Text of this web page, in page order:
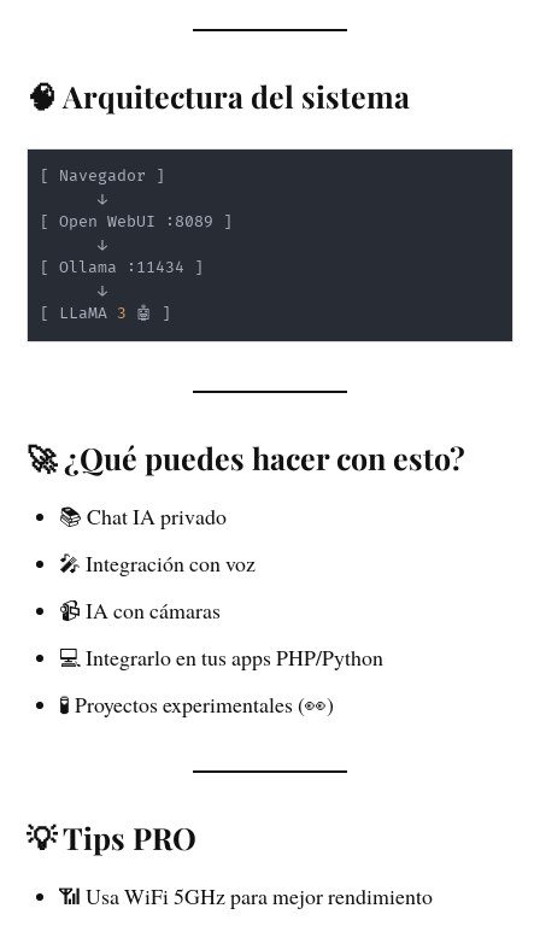
🧠 Arquitectura del sistema
[ Navegador ]
[
Open WebUI :8089 ]
[
Ollama :11434 ]
[
LLaMA 3 🤖 ]
🚀 ¿Qué puedes hacer con esto?
📚 Chat IA privado
🎤 Integración con voz
📹 IA con cámaras
💻 Integrarlo en tus apps PHP/Python
🧪 Proyectos experimentales (👀)
💡 Tips PRO
📶 Usa WiFi 5GHz para mejor rendimiento